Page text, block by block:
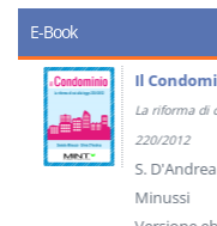
E-Book
Il
La riforma di
220/2012
S. D'Andrea
Minussi